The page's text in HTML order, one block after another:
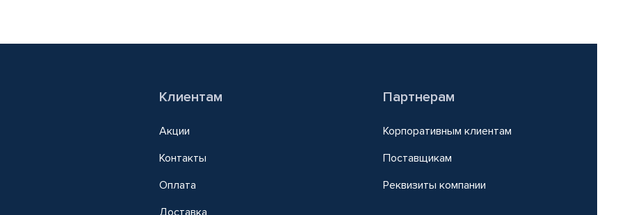
Клиентам
Акции
Контакты
Оплата
Доставка
Партнерам
Корпоративным клиентам
Поставщикам
Реквизиты компании